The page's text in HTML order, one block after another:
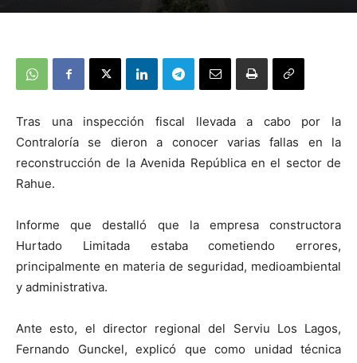
Tras una inspección fiscal llevada a cabo por la
Contraloría se dieron a conocer varias fallas en la
reconstrucción de la Avenida República en el sector de
Rahue.
Informe que destalló que la empresa constructora
Hurtado Limitada estaba cometiendo errores,
principalmente en materia de seguridad, medioambiental
y administrativa.
Ante esto, el director regional del Serviu Los Lagos,
Fernando Gunckel, explicó que como unidad técnica